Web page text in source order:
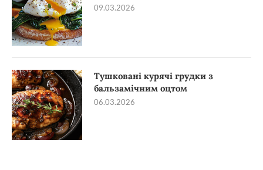
09.03.2026
Тушковані курячі грудки з
бальзамічним оцтом
06.03.2026